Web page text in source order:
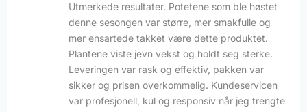
Utmerkede resultater. Potetene som ble høstet
denne sesongen var større, mer smakfulle og
mer ensartede takket være dette produktet.
Plantene viste jevn vekst og holdt seg sterke.
Leveringen var rask og effektiv, pakken var
sikker og prisen overkommelig. Kundeservicen
var profesjonell, kul og responsiv når jeg trengte